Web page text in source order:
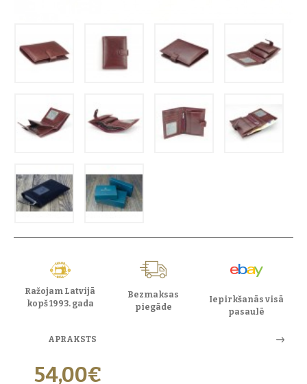
Ražojam Latvijā
kopš 1993. gada
Bezmaksas
piegāde
Iepirkšanās visā
pasaulē
APRAKSTS
54,00€